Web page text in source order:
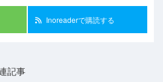
Inoreaderで購読する
記事